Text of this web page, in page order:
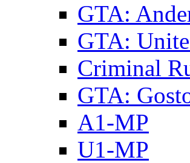
GTA:
GTA:
Criminal
GTA:
A1-MP
U1-MP